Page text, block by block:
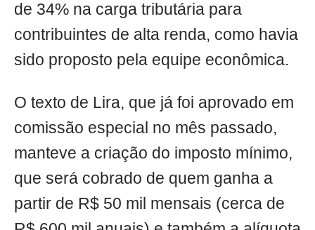
de 34% na carga tributária para
contribuintes de alta renda, como havia
sido proposto pela equipe econômica.
O texto de Lira, que já foi aprovado em
comissão especial no mês passado,
manteve a criação do imposto mínimo,
que será cobrado de quem ganha a
partir de R$ 50 mil mensais (cerca de